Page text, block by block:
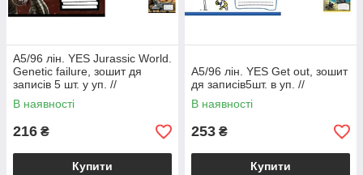
А5/96 лін. YES Jurassic World.
Genetic failure, зошит дя
записів 5 шт. у уп. //
В наявності
216 ₴
Купити
А5/96 лін. YES Get out, зошит
дя записів5шт. в уп. //
В наявності
253 ₴
Купити